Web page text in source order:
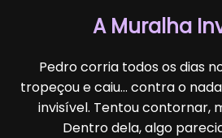
A Muralha
Pedro corria todos os dias
tropeçou e caiu… contra o
invisível. Tentou contornar,
Dentro dela, algo